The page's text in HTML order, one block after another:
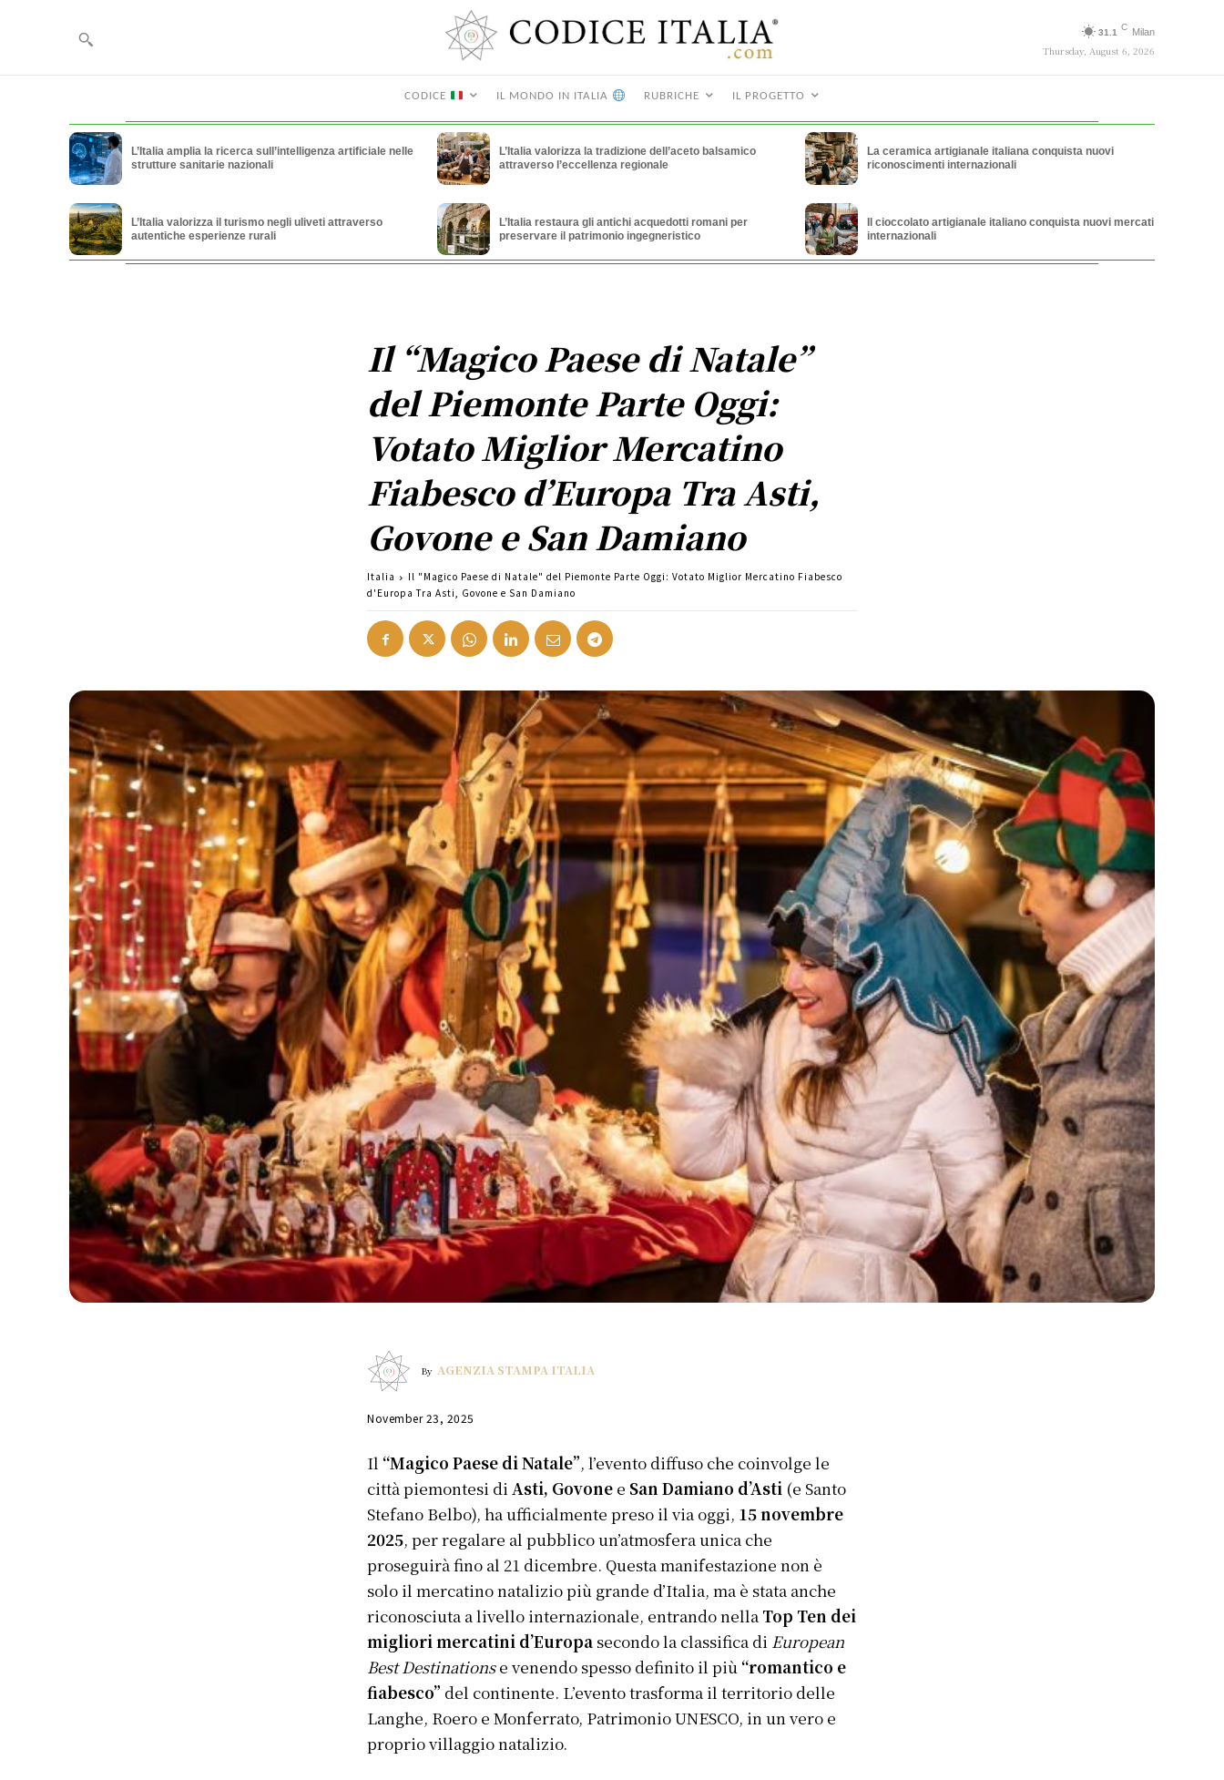
31.1
C Milan
Thursday, August 6, 2026
CODICE IL MONDO IN ITALIA RUBRICHE IL PROGETTO
L’Italia amplia la ricerca sull’intelligenza artificiale nelle
strutture sanitarie nazionali
L’Italia valorizza la tradizione dell’aceto balsamico
attraverso l’eccellenza regionale
La ceramica artigianale italiana conquista nuovi
riconoscimenti internazionali
L’Italia valorizza il turismo negli uliveti attraverso
autentiche esperienze rurali
L’Italia restaura gli antichi acquedotti romani per
preservare il patrimonio ingegneristico
Il cioccolato artigianale italiano conquista nuovi mercati
internazionali
Il “Magico Paese di Natale”
del Piemonte Parte Oggi:
Votato Miglior Mercatino
Fiabesco d’Europa Tra Asti,
Govone e San Damiano
Italia
Il "Magico Paese di Natale" del Piemonte Parte Oggi: Votato Miglior Mercatino Fiabesco
d'Europa Tra Asti, Govone e San Damiano
By AGENZIA STAMPA ITALIA
November 23, 2025
Il “Magico Paese di Natale”, l’evento diffuso che coinvolge le
città piemontesi diAsti, Govone e San Damiano d’Asti (e Santo
Stefano Belbo), ha ufficialmente preso il via oggi, 15 novembre
2025, per regalare al pubblico un’atmosfera unica che
proseguirà fino al 21 dicembre. Questa manifestazione non è
solo il mercatino natalizio più grande d’Italia, ma è stata anche
riconosciuta a livello internazionale, entrando nella Top Ten dei
migliori mercatini d’Europa secondo la classifica di European
Best Destinationse venendo spesso definito il più “romantico e
fiabesco” del continente. L’evento trasforma il territorio delle
Langhe, Roero e Monferrato, Patrimonio UNESCO, in un vero e
proprio villaggio natalizio.